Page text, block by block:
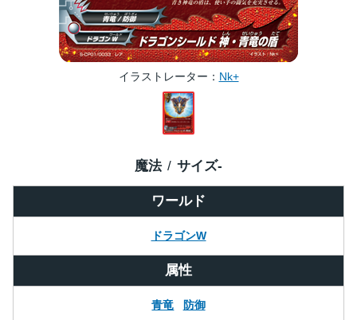
イラストレーター Nk+
ワールド
ドラゴンW
魔法 サイズ-
属性
青竜 防御